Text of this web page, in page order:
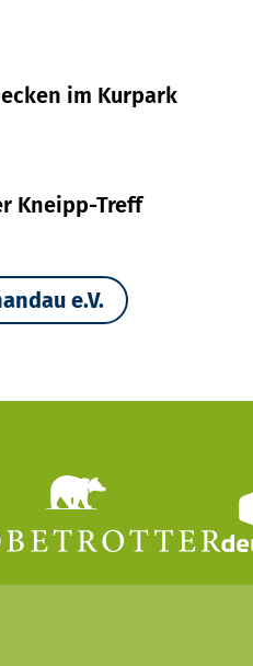
im Kurpark
Kneipp-Treff
e.V.